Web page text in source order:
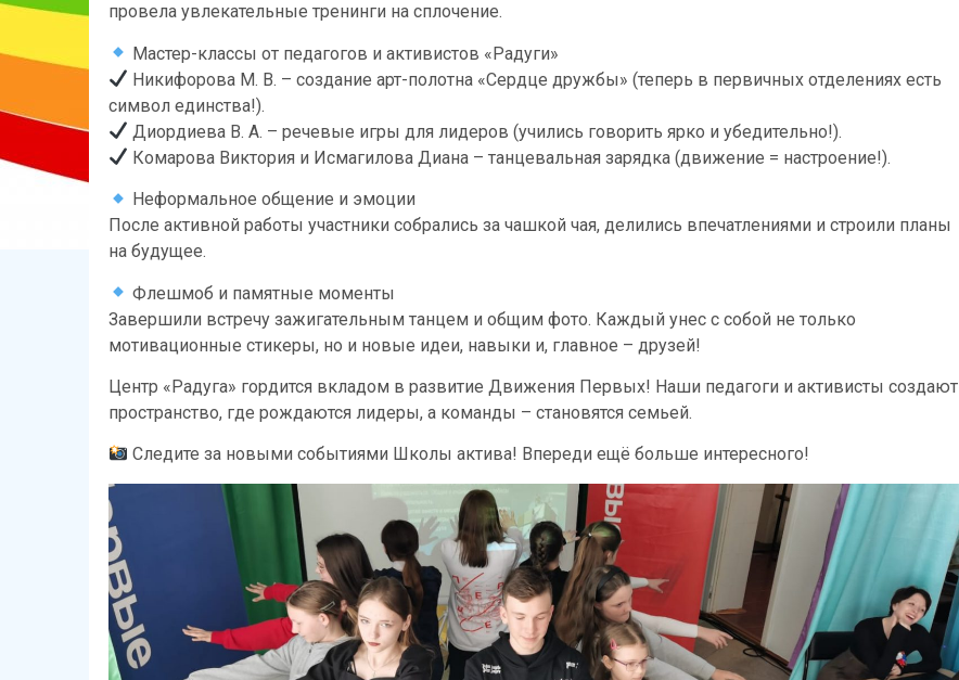
провела увлекательные тренинги на сплочение.
Мастер-классы от педагогов и активистов «Радуги»
Никифорова М. В. – создание арт-полотна «Сердце дружбы» (теперь в первичных отделениях есть
символ единства!).
Диордиева В. А. – речевые игры для лидеров (учились говорить ярко и убедительно!).
Комарова Виктория и Исмагилова Диана – танцевальная зарядка (движение = настроение!).
Неформальное общение и эмоции
После активной работы участники собрались за чашкой чая, делились впечатлениями и строили планы
на будущее.
Флешмоб и памятные моменты
Завершили встречу зажигательным танцем и общим фото. Каждый унес с собой не только
мотивационные стикеры, но и новые идеи, навыки и, главное – друзей!
Центр «Радуга» гордится вкладом в развитие Движения Первых! Наши педагоги и активисты создают
пространство, где рождаются лидеры, а команды – становятся семьей.
Следите за новыми событиями Школы актива! Впереди ещё больше интересного!